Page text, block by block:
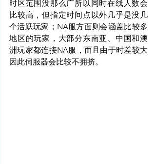
时区范围没那么广所以同时在线人数会
比较高，但指定时间点以外几乎是没几
个活跃玩家；NA服方面则会涵盖比较多
地区的玩家，大部分东南亚、中国和澳
洲玩家都连接NA服，而且由于时差较大
因此伺服器会比较不拥挤。